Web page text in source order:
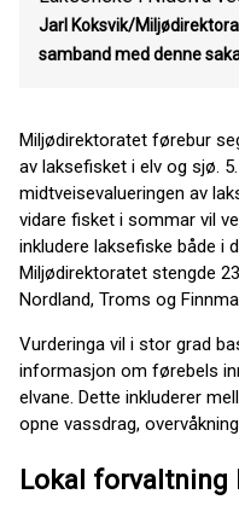
Jarl Koksvik/
samband med denne
Miljødirektoratet førebur
av laksefisket i elv og sjø.
midtveisevalueringen av
vidare fisket i sommar vil
inkludere laksefiske både i
Miljødirektoratet stengde
Nordland, Troms og
Vurderinga vil i stor grad
informasjon om førebels
elvane. Dette inkluderer
opne vassdrag,
Lokal forvaltning